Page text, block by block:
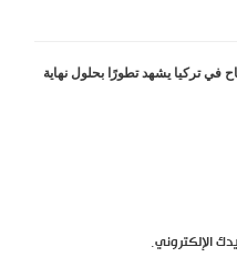
في تركيا يشهد تطورًا بحلول نهاية
الإلكتروني.